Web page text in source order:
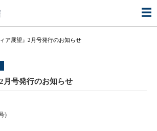
ィア展望』2月号発行のお知らせ
月号発行のお知らせ
)